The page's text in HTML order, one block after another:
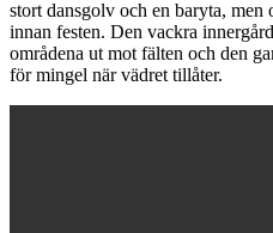
stort dansgolv och en baryta,
innan festen. Den vackra
områdena ut mot fälten och den
för mingel när vädret tillåter.